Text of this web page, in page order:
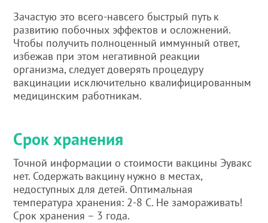
Зачастую это всего-навсего быстрый путь к
развитию побочных эффектов и осложнений.
Чтобы получить полноценный иммунный ответ,
избежав при этом негативной реакции
организма, следует доверять процедуру
вакцинации исключительно квалифицированным
медицинским работникам.
Срок хранения
Точной информации о стоимости вакцины Эувакс
нет. Содержать вакцину нужно в местах,
недоступных для детей. Оптимальная
температура хранения: 2-8 С. Не замораживать!
Срок хранения – 3 года.